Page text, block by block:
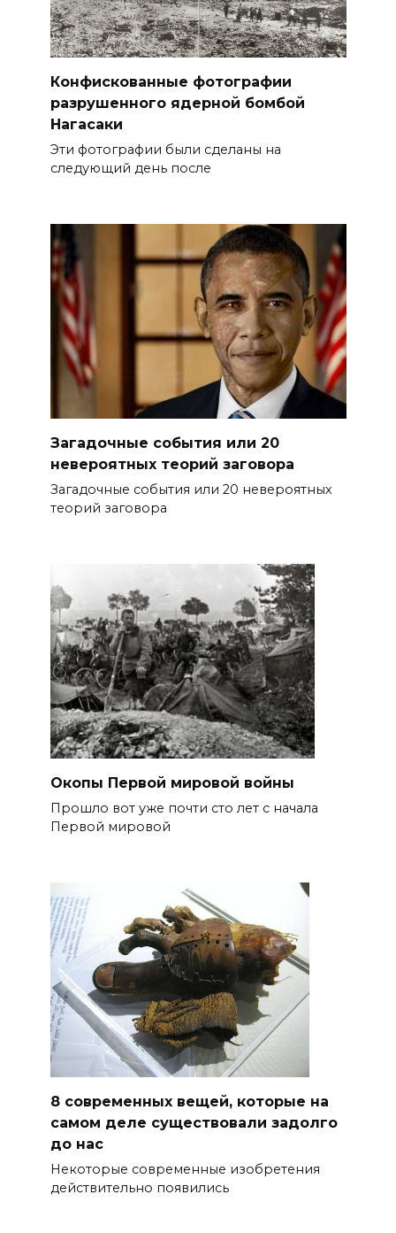
Конфискованные фотографии
разрушенного ядерной бомбой
Нагасаки
Эти фотографии были сделаны на
следующий день после
Загадочные события или 20
невероятных теорий заговора
Загадочные события или 20 невероятных
теорий заговора
Окопы Первой мировой войны
Прошло вот уже почти сто лет с начала
Первой мировой
8 современных вещей, которые на
самом деле существовали задолго
до нас
Некоторые современные изобретения
действительно появились